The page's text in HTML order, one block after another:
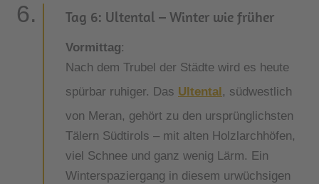
Tag 6: Ultental – Winter wie früher
Vormittag:
Nach dem Trubel der Städte wird es heute
spürbar ruhiger. Das Ultental , südwestlich
von Meran, gehört zu den ursprünglichsten
Tälern Südtirols – mit alten Holzlarchhöfen,
viel Schnee und ganz wenig Lärm. Ein
Winterspaziergang in diesem urwüchsigen